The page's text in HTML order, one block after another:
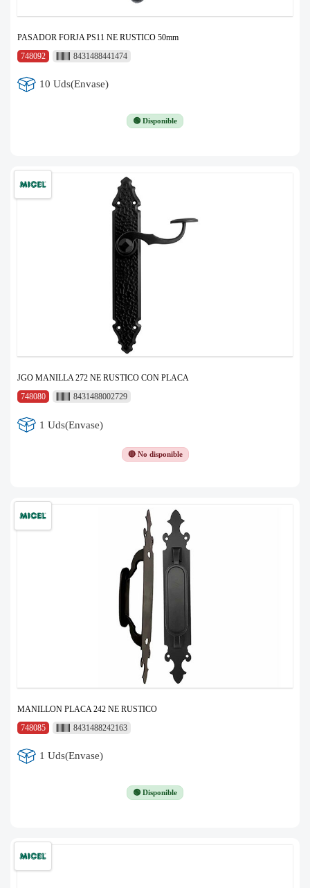
PASADOR FORJA PS11 NE RUSTICO 50mm
748092
8431488441474
10 Uds(Envase)
🟢 Disponible
JGO MANILLA 272 NE RUSTICO CON PLACA
748080
8431488002729
1 Uds(Envase)
🔴 No disponible
MANILLON PLACA 242 NE RUSTICO
748085
8431488242163
1 Uds(Envase)
🟢 Disponible